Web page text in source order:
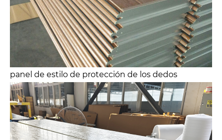
panel de estilo de protección de los dedos